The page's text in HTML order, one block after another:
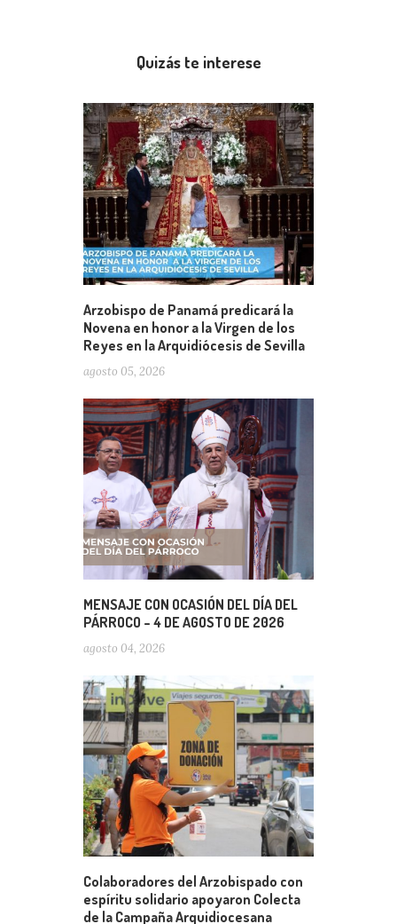
Quizás te interese
Arzobispo de Panamá predicará la
Novena en honor a la Virgen de los
Reyes en la Arquidiócesis de Sevilla
agosto 05, 2026
MENSAJE CON OCASIÓN DEL DÍA DEL
PÁRROCO – 4 DE AGOSTO DE 2026
agosto 04, 2026
Colaboradores del Arzobispado con
espíritu solidario apoyaron Colecta
de la Campaña Arquidiocesana